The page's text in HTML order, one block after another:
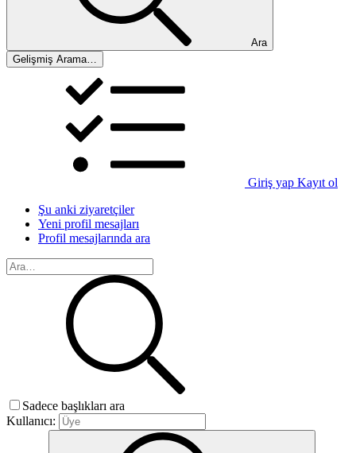
Ara
Gelişmiş Arama…
Giriş yap Kayıt ol
Şu anki ziyaretçiler
Yeni profil mesajları
Profil mesajlarında ara
Sadece başlıkları ara
Kullanıcı: